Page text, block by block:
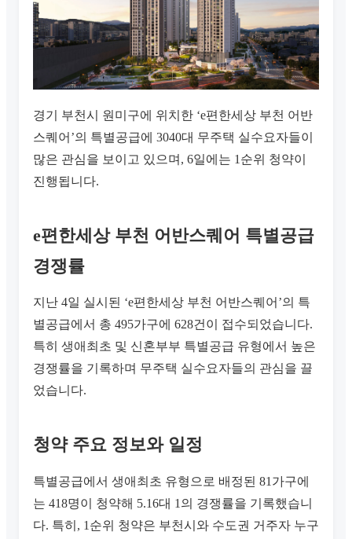
경기 부천시 원미구에 위치한 ‘e편한세상 부천 어반
스퀘어’의 특별공급에 3040대 무주택 실수요자들이
많은 관심을 보이고 있으며, 6일에는 1순위 청약이
진행됩니다.
e편한세상 부천 어반스퀘어 특별공급
경쟁률
지난 4일 실시된 ‘e편한세상 부천 어반스퀘어’의 특
별공급에서 총 495가구에 628건이 접수되었습니다.
특히 생애최초 및 신혼부부 특별공급 유형에서 높은
경쟁률을 기록하며 무주택 실수요자들의 관심을 끌
었습니다.
청약 주요 정보와 일정
특별공급에서 생애최초 유형으로 배정된 81가구에
는 418명이 청약해 5.16대 1의 경쟁률을 기록했습니
다. 특히, 1순위 청약은 부천시와 수도권 거주자 누구